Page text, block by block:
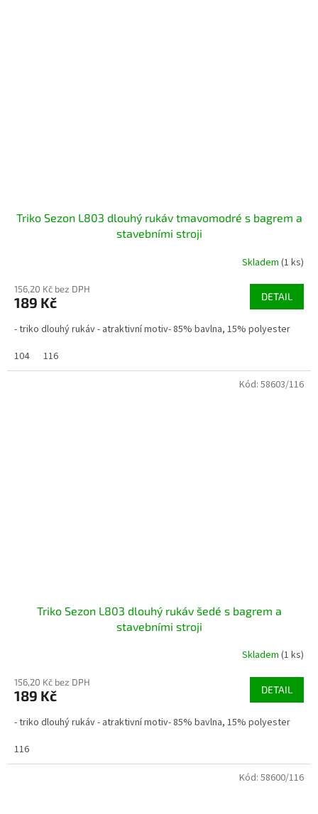
Triko Sezon L803 dlouhý rukáv tmavomodré s bagrem a
stavebními stroji
Skladem (1 ks)
156,20 Kč bez DPH
189 Kč DETAIL
- triko dlouhý rukáv - atraktivní motiv- 85% bavlna, 15% polyester
104
116
Triko Sezon L803 dlouhý rukáv šedé s bagrem a
stavebními stroji
Skladem (1 ks)
156,20 Kč bez DPH
189 Kč DETAIL
- triko dlouhý rukáv - atraktivní motiv- 85% bavlna, 15% polyester
116
Kód: 58603/116
Kód: 58600/116